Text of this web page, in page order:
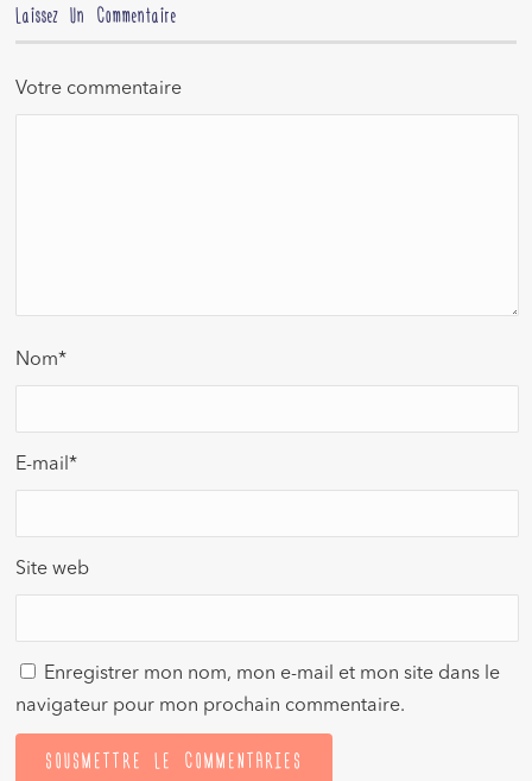
Laissez Un Commentaire
Votre commentaire
Nom*
E-mail*
Site web
Enregistrer mon nom, mon e-mail et mon site dans le
navigateur pour mon prochain commentaire.